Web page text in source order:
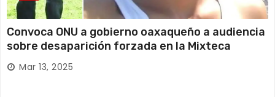
Convoca ONU a gobierno oaxaqueño a audiencia
sobre desaparición forzada en la Mixteca
Mar 13, 2025